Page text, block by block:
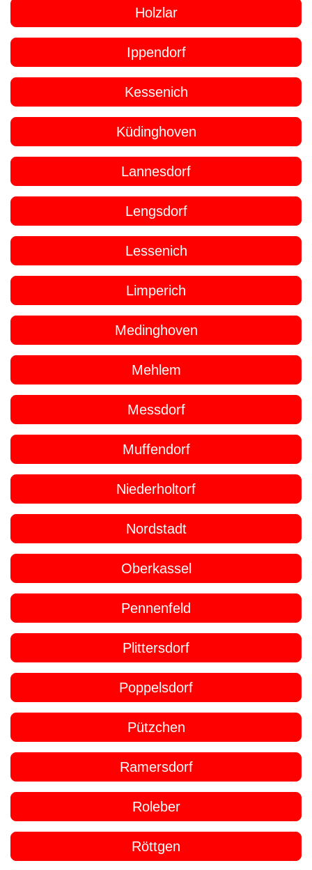
Holzlar
Ippendorf
Kessenich
Küdinghoven
Lannesdorf
Lengsdorf
Lessenich
Limperich
Medinghoven
Mehlem
Messdorf
Muffendorf
Niederholtorf
Nordstadt
Oberkassel
Pennenfeld
Plittersdorf
Poppelsdorf
Pützchen
Ramersdorf
Roleber
Röttgen